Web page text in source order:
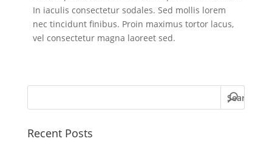
In iaculis consectetur sodales. Sed mollis lorem
nec tincidunt finibus. Proin maximus tortor lacus,
vel consectetur magna laoreet sed.
Recent Posts